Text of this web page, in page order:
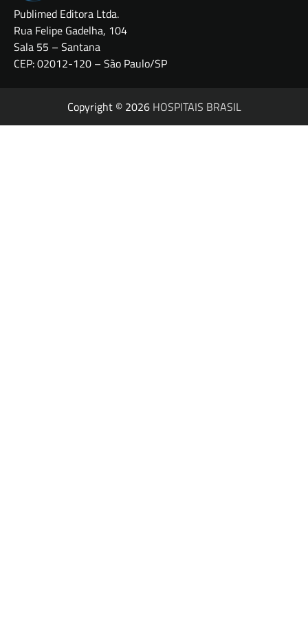
Publimed Editora Ltda.
Rua Felipe Gadelha, 104
Sala 55 – Santana
CEP: 02012-120 – São Paulo/SP
Copyright © 2026 HOSPITAIS BRASIL